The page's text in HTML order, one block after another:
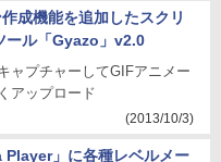
成機能を追加したスクリ
ール「Gyazo」v2.0
ャプチャーしてGIFアニメー
アップロード
(2013/10/3)
Player」に各種レベルメー